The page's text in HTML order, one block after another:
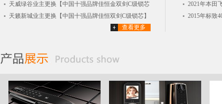
天威绿谷业主更换【中国十强品牌佳恒金双剑C级锁芯
天籁新城业主更换【中国十强品牌佳恒双剑C级锁芯】
查看更多
2021年本田
2015年标致